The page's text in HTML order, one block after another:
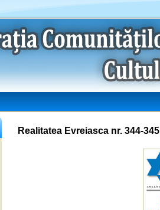
Realitatea Evreiasca nr. 344-345